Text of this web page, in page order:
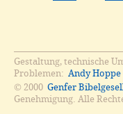
Gestaltung, technische
Problemen: Andy Hoppe
© 2000 Genfer
Genehmigung. Alle